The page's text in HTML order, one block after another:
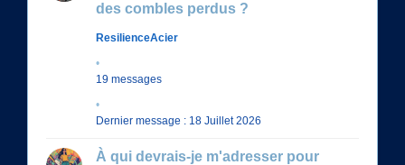
des combles perdus ?
ResilienceAcier
19 messages
Dernier message : 18 Juillet 2026
À qui devrais-je m'adresser pour